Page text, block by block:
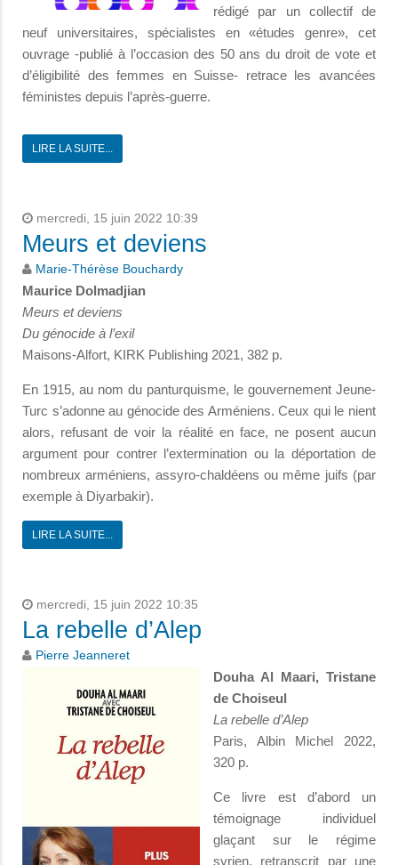
rédigé par un collectif de
neuf universitaires, spécialistes en «études genre», cet
ouvrage -publié à l’occasion des 50 ans du droit de vote et
d’éligibilité des femmes en Suisse- retrace les avancées
féministes depuis l’après-guerre.
LIRE LA SUITE...
mercredi, 15 juin 2022 10:39
Meurs et deviens
Marie-Thérèse Bouchardy
Maurice Dolmadjian
Meurs et deviens
Du génocide à l’exil
Maisons-Alfort, KIRK Publishing 2021, 382 p.
En 1915, au nom du panturquisme, le gouvernement Jeune-
Turc s’adonne au génocide des Arméniens. Ceux qui le nient
alors, refusant de voir la réalité en face, ne posent aucun
argument pour contrer l’extermination ou la déportation de
nombreux arméniens, assyro-chaldéens ou même juifs (par
exemple à Diyarbakir).
LIRE LA SUITE...
mercredi, 15 juin 2022 10:35
La rebelle d’Alep
Pierre Jeanneret
Douha Al Maari, Tristane
de Choiseul
La rebelle d’Alep
Paris, Albin Michel 2022,
320 p.
Ce livre est d’abord un
témoignage individuel
glaçant sur le régime
syrien, retranscrit par une